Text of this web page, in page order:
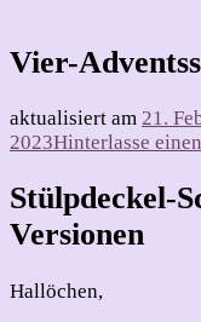
Vier-
aktualisiert am 21.
2023Hinterlasse
Stülpdeckel-
Versionen
Hallöchen,